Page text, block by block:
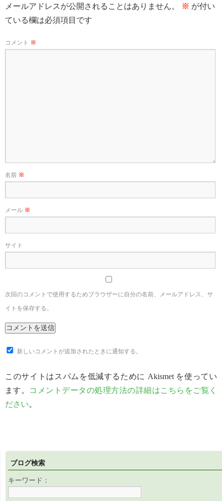
メールアドレスが公開されることはありません。 ※ が付い
ている欄は必須項目です
コメント ※
名前 ※
メール ※
サイト
次回のコメントで使用するためブラウザーに自分の名前、メールアドレス、サ
イトを保存する。
新しいコメントが追加されたときに通知する。
このサイトはスパムを低減するために Akismet を使ってい
ます。 コメントデータの処理方法の詳細はこちらをご覧く
ださい。
ブログ検索
キーワード：